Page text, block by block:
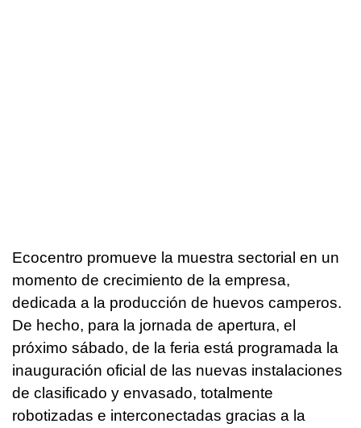
Ecocentro promueve la muestra sectorial en un
momento de crecimiento de la empresa,
dedicada a la producción de huevos camperos.
De hecho, para la jornada de apertura, el
próximo sábado, de la feria está programada la
inauguración oficial de las nuevas instalaciones
de clasificado y envasado, totalmente
robotizadas e interconectadas gracias a la